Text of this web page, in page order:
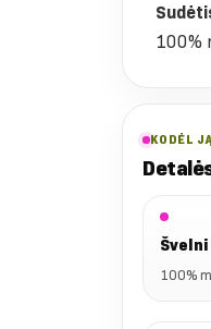
100%
KODĖL
100%